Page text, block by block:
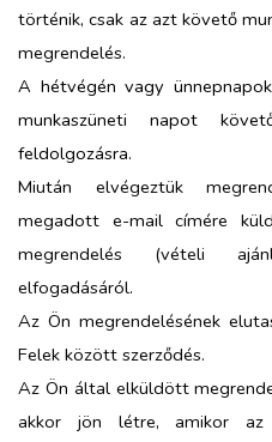
történik, csak az azt követő
megrendelés.
A hétvégén vagy
munkaszüneti napot
feldolgozásra.
Miután elvégeztük
megadott e-mail címére
megrendelés (vételi
elfogadásáról.
Az Ön megrendelésének
Felek között szerződés.
Az Ön által elküldött
akkor jön létre, amikor